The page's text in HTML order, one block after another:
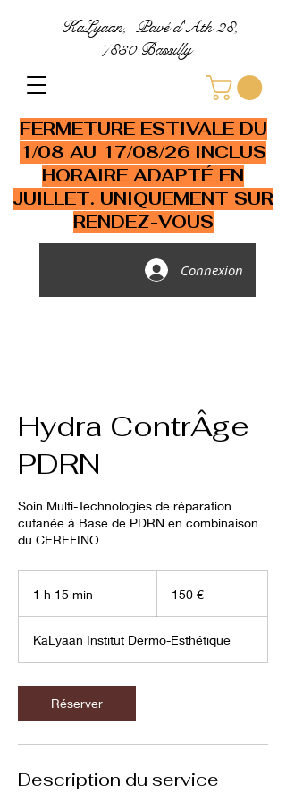
KaLyaan, Pavé d'Ath 28,
7830 Bassilly
Connexion
FERMETURE ESTIVALE DU
1/08 AU 17/08/26 INCLUS
HORAIRE ADAPTÉ EN
JUILLET. UNIQUEMENT SUR
RENDEZ-VOUS
Hydra ContrÂge
PDRN
Soin Multi-Technologies de réparation
cutanée à Base de PDRN en combinaison
du CEREFINO
1 h 15 min
m
i
150 €
KaLyaan Institut Dermo-Esthétique
Réserver
Description du service